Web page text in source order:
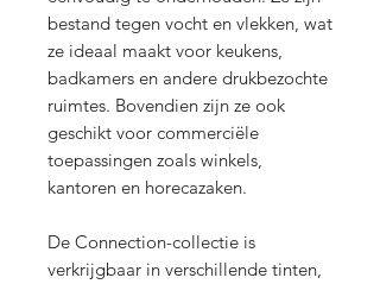
bestand tegen vocht en vlekken, wat
ze ideaal maakt voor keukens,
badkamers en andere drukbezochte
ruimtes. Bovendien zijn ze ook
geschikt voor commerciële
toepassingen zoals winkels,
kantoren en horecazaken.
De Connection-collectie is
verkrijgbaar in verschillende tinten,